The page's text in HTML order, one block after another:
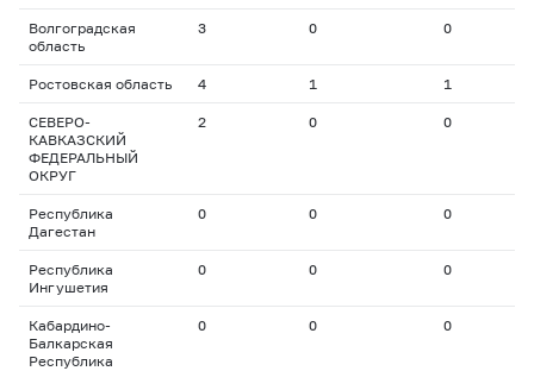
Волгоградская
область
3 0 0
Ростовская область 4 1 1
СЕВЕРО-
КАВКАЗСКИЙ
ФЕДЕРАЛЬНЫЙ
ОКРУГ
2 0 0
Республика
Дагестан
0 0 0
Республика
Ингушетия
0 0 0
Кабардино-
Балкарская
Республика
0 0 0